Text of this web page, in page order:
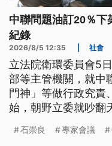
中聯問題油訂20％下
紀錄
2026/8/5 12:35 社會
立法院衛環委員會5
部等主管機關，就中
門神」等做行政究責
始，朝野立委就吵翻
安法。另外，針對民
石崇良 專家會議